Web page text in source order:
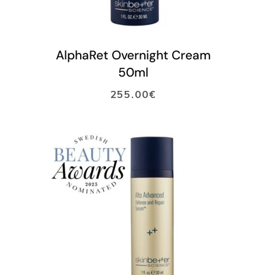
LISÄÄ OSTOSKORIIN
AlphaRet Overnight Cream
50ml
255.00€